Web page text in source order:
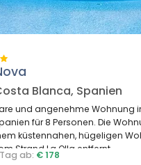
Blanca, Spanien
und angenehme Wohnung
für 8 Personen. Die
küstennahen, hügeligen
Strand La Olla entfernt.
Tag ab: € 178